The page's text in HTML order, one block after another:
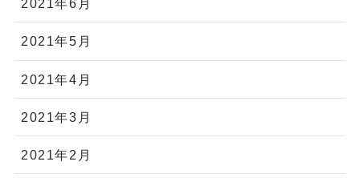
2021年6月
2021年5月
2021年4月
2021年3月
2021年2月